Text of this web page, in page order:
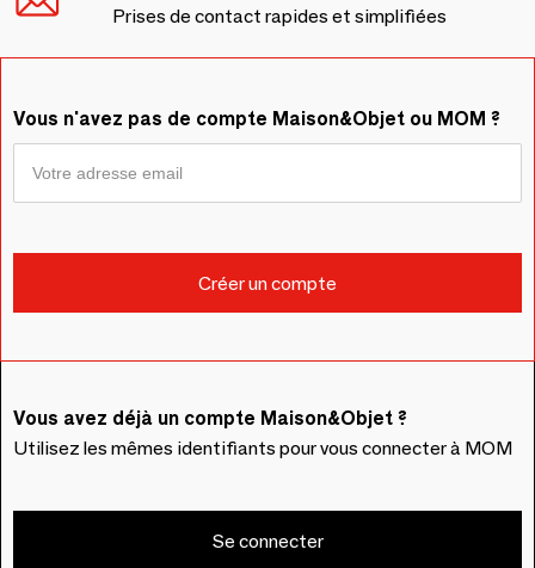
Prises de contact rapides et simplifiées
Vous n'avez pas de compte Maison&Objet ou MOM ?
Vous avez déjà un compte Maison&Objet ?
Utilisez les mêmes identifiants pour vous connecter à MOM
Se connecter